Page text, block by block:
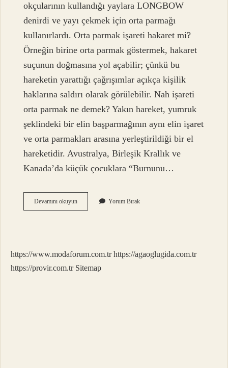
okçularının kullandığı yaylara LONGBOW
denirdi ve yayı çekmek için orta parmağı
kullanırlardı. Orta parmak işareti hakaret mi?
Örneğin birine orta parmak göstermek, hakaret
suçunun doğmasına yol açabilir; çünkü bu
hareketin yarattığı çağrışımlar açıkça kişilik
haklarına saldırı olarak görülebilir. Nah işareti
orta parmak ne demek? Yakın hareket, yumruk
şeklindeki bir elin başparmağının aynı elin işaret
ve orta parmakları arasına yerleştirildiği bir el
hareketidir. Avustralya, Birleşik Krallık ve
Kanada’da küçük çocuklara “Burnunu…
Devamını okuyunOrta
Parmak
Yorum Bırak
https://www.modaforum.com.tr https://agaoglugida.com.tr
https://provir.com.tr Sitemap